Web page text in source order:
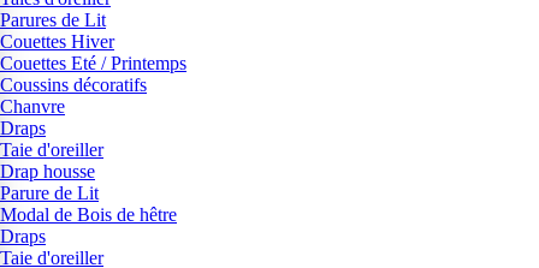
Parures de Lit
Couettes Hiver
Couettes Eté / Printemps
Coussins décoratifs
Chanvre
Draps
Taie d'oreiller
Drap housse
Parure de Lit
Modal de Bois de hêtre
Draps
Taie d'oreiller